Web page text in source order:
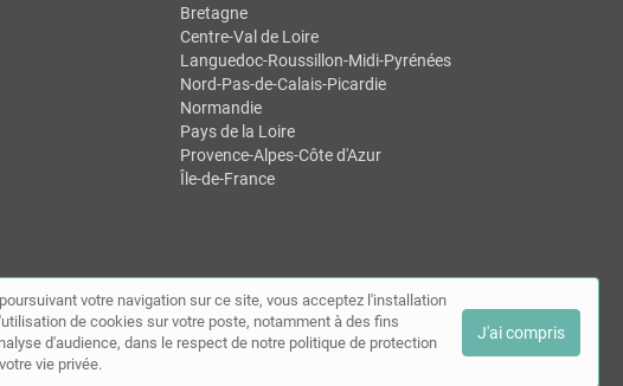
Bretagne
Centre-Val de Loire
Languedoc-Roussillon-Midi-Pyrénées
Nord-Pas-de-Calais-Picardie
Normandie
Pays de la Loire
Provence-Alpes-Côte d'Azur
Île-de-France
compte|Contact
votre navigation sur ce site, vous acceptez l'installation
de cookies sur votre poste, notamment à des fins
d'audience, dans le respect de notre politique de protection
vie privée.
J'ai compris